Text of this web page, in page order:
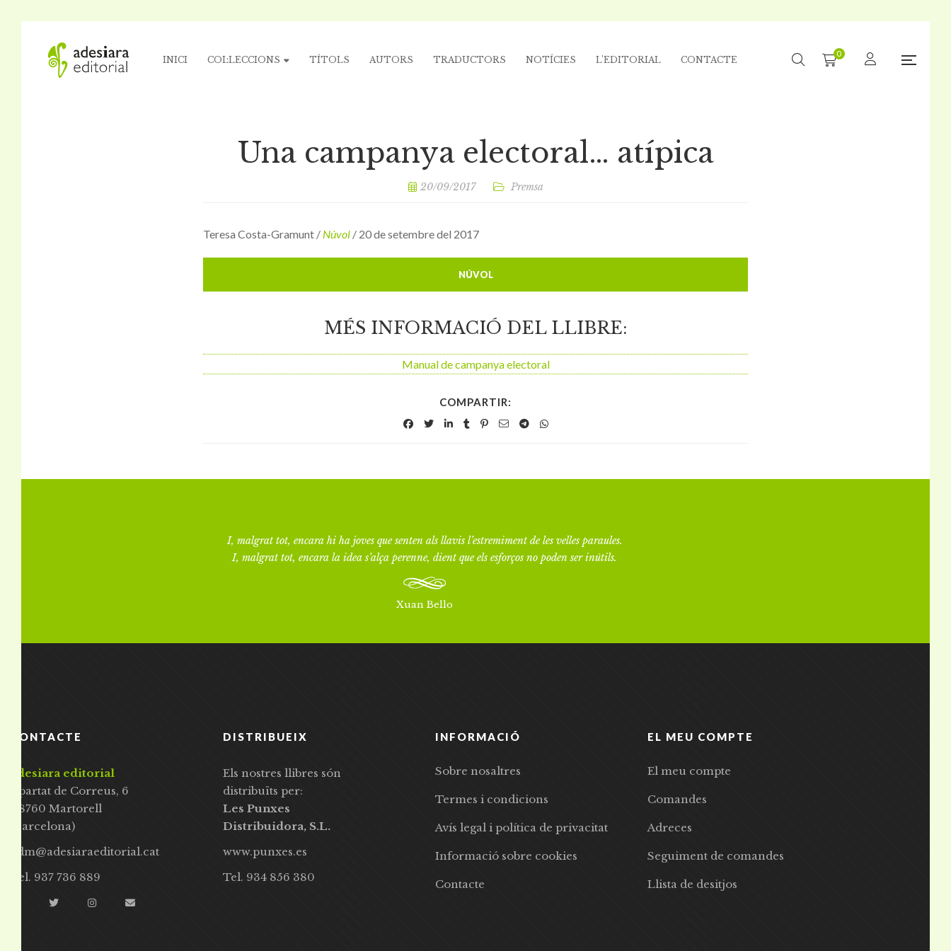
INICI COL·LECCIONS TÍTOLS AUTORS TRADUCTORS NOTÍCIES L’EDITORIAL CONTACTE
0
Una campanya electoral… atípica
20/09/2017 Premsa
Teresa Costa-Gramunt / Núvol / 20 de setembre del 2017
NÚVOL
MÉS INFORMACIÓ DEL LLIBRE:
Manual de campanya electoral
COMPARTIR:
I, malgrat tot, encara hi ha joves que senten als llavis l’estremiment de les velles paraules.
I, malgrat tot, encara la idea s’alça perenne, dient que els esforços no poden ser inútils.
Xuan Bello
CONTACTE
adesiara editorial
Apartat de Correus, 6
08760 Martorell
(Barcelona)
adm@adesiaraeditorial.cat
Tel. 937 736 889
DISTRIBUEIX
Els nostres llibres són
distribuïts per:
Les Punxes
Distribuidora, S.L.
www.punxes.es
Tel. 934 856 380
INFORMACIÓ
Sobre nosaltres
Termes i condicions
Avís legal i política de privacitat
Informació sobre cookies
Contacte
EL MEU COMPTE
El meu compte
Comandes
Adreces
Seguiment de comandes
Llista de desitjos